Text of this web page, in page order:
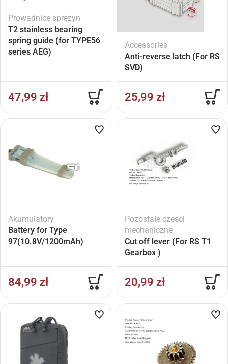
Prowadnice sprężyn
T2 stainless bearing
spring guide (for TYPE56
series AEG)
47,99 zł
Accessories
Anti-reverse latch (For RS
SVD)
25,99 zł
Akumulatory
Battery for Type
97(10.8V/1200mAh)
84,99 zł
Pozostałe części
mechaniczne
Cut off lever (For RS T1
Gearbox )
20,99 zł